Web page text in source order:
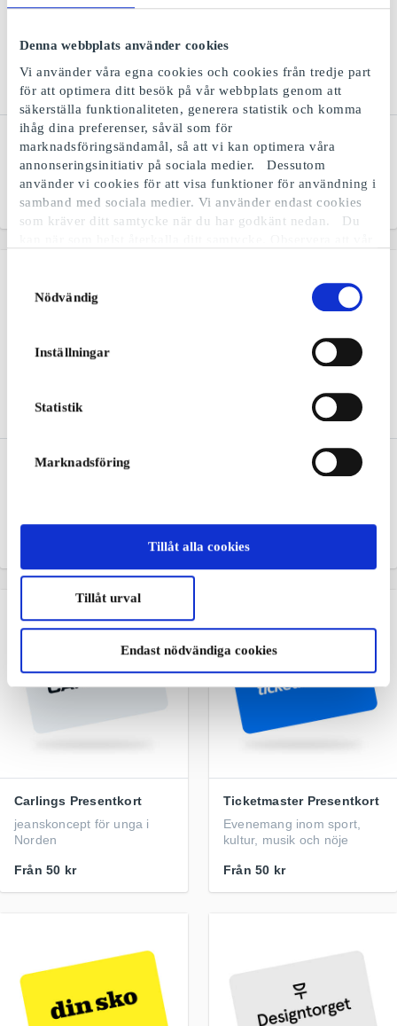
Denna webbplats använder cookies
Vi använder våra egna cookies och cookies från tredje part
för att optimera ditt besök på vår webbplats genom att
säkerställa funktionaliteten, generera statistik och komma
ihåg dina preferenser, såväl som för
marknadsföringsändamål, så att vi kan optimera våra
annonseringsinitiativ på sociala medier. Dessutom
använder vi cookies för att visa funktioner för användning i
samband med sociala medier. Vi använder endast cookies
som kräver ditt samtycke när du har godkänt nedan. Du
använder cookies behandlar vi kort din IP-adress. IP-
adressen kan delas med våra sociala mediepartners,
användning av cookies och behandlingen av din personliga
Nödvändig
Inställningar
Statistik
Marknadsföring
Tillåt alla cookies
Tillåt urval
Endast nödvändiga cookies
DubbelTriss SE
Plötsligt händer det med ett
presentkort till DubbelTriss
Från 60 kr
Ny högsta vinst 25 miljoner
kronor. 4 lotter för 100 kr.
Från 25 kr
Restaurangguidens
Ginza SE Presentkort
Från
Carlings Presentkort
jeanskoncept för unga i
Norden
Från 50 kr
Ticketmaster Presentkort
Evenemang inom sport,
kultur, musik och nöje
Från 50 kr